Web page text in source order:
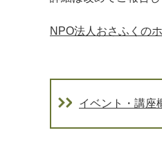
NPO法人おさふくの
イベント・講座